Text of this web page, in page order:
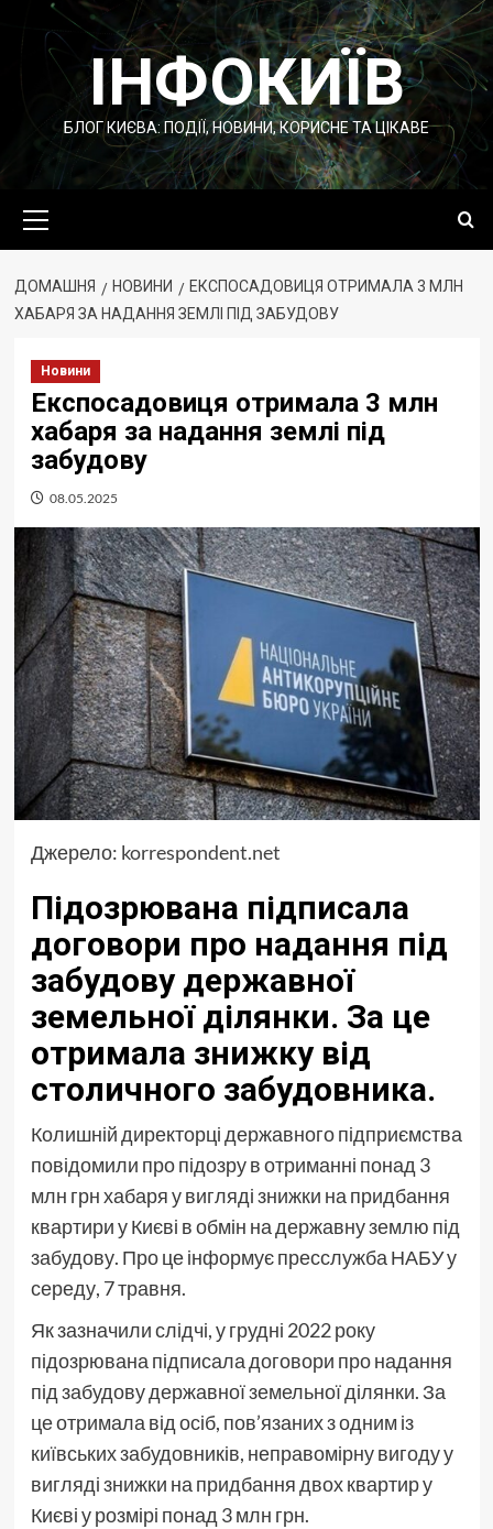
Перейти
ІНФОКИЇВ
БЛОГ КИЄВА: ПОДІЇ, НОВИНИ, КОРИСНЕ ТА ЦІКАВЕ
меню
ДОМАШНЯ НОВИНИ
ЕКСПОСАДОВИЦЯ ОТРИМАЛА 3 МЛН
ХАБАРЯ ЗА НАДАННЯ ЗЕМЛІ ПІД ЗАБУДОВУ
Новини
Експосадовиця отримала 3 млн
хабаря за надання землі під
забудову
08.05.2025
Джерело: korrespondent.net
Підозрювана підписала
договори про надання під
забудову державної
земельної ділянки. За це
отримала знижку від
столичного забудовника.
Колишній директорці державного підприємства
повідомили про підозру в отриманні понад 3
млн грн хабаря у вигляді знижки на придбання
квартири у Києві в обмін на державну землю під
забудову. Про це інформує пресслужба НАБУ у
середу, 7 травня.
Як зазначили слідчі, у грудні 2022 року
підозрювана підписала договори про надання
під забудову державної земельної ділянки. За
це отримала від осіб, пов’язаних з одним із
київських забудовників, неправомірну вигоду у
вигляді знижки на придбання двох квартир у
Києві у розмірі понад 3 млн грн.